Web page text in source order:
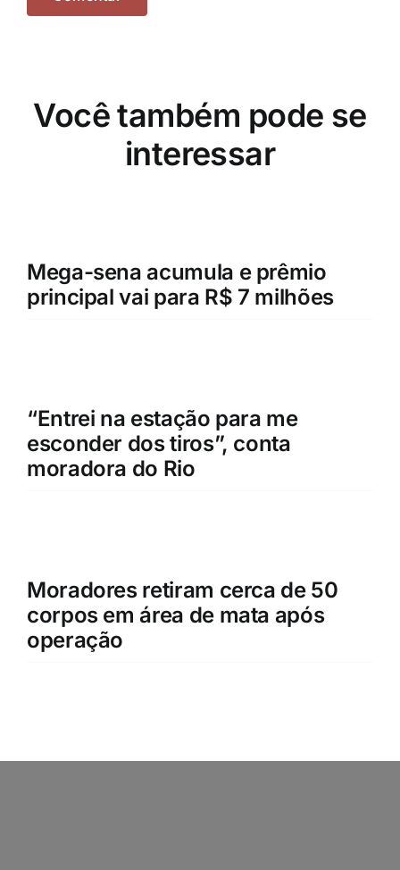
Você também pode se
interessar
Mega-sena acumula e prêmio
principal vai para R$ 7 milhões
“Entrei na estação para me
esconder dos tiros”, conta
moradora do Rio
Moradores retiram cerca de 50
corpos em área de mata após
operação